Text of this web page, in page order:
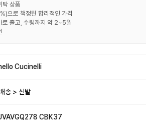
탁 상품
으로 책정된 합리적인 가격
로 출고, 수령까지 약 2~5일
Cucinelli
송 > 신발
CBK37